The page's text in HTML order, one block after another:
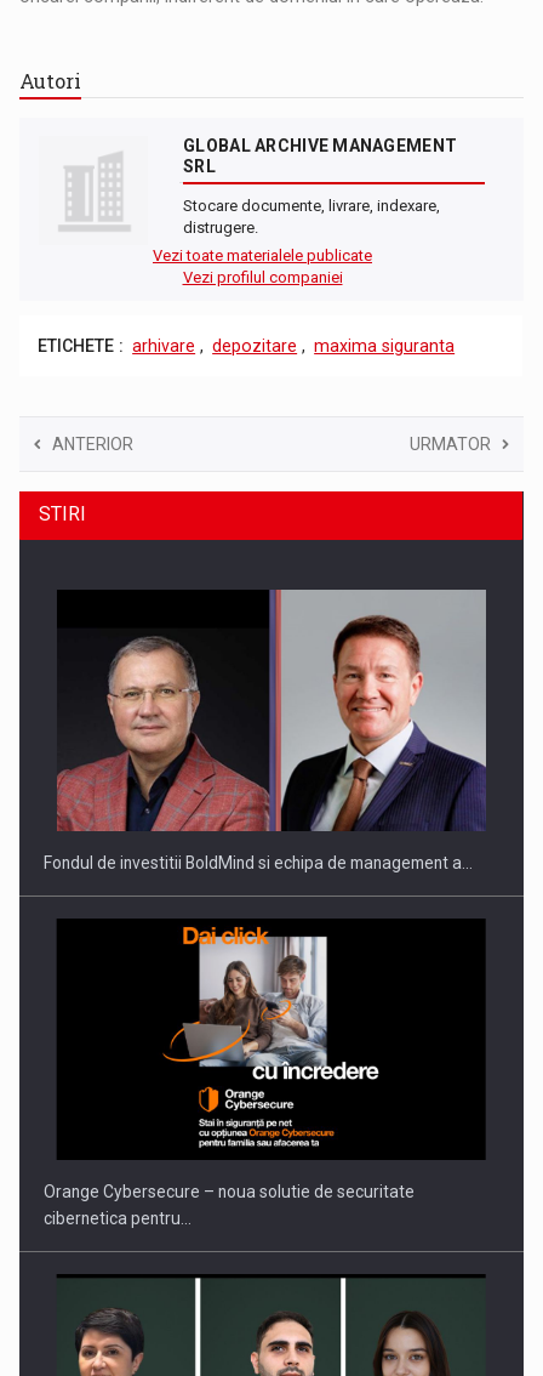
Autori
GLOBAL ARCHIVE MANAGEMENT
SRL
Stocare documente, livrare, indexare,
distrugere.
Vezi toate materialele publicate
Vezi profilul companiei
ETICHETE : arhivare , depozitare , maxima siguranta
ANTERIOR URMATOR
STIRI
Fondul de investitii BoldMind si echipa de management a…
Orange Cybersecure – noua solutie de securitate
cibernetica pentru…